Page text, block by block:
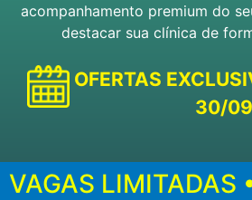
acompanhamento premium do
destacar sua clínica de
OFERTAS
30/09
VAGAS LIMITADAS